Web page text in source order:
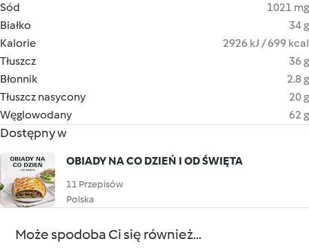
Sód
1021 mg
Białko
34 g
Kalorie
2926 kJ / 699 kcal
Tłuszcz
36 g
Błonnik
2.8 g
Tłuszcz nasycony
20 g
Węglowodany
62 g
Dostępny w
OBIADY NA CO DZIEŃ I OD ŚWIĘTA
11 Przepisów
Polska
Może spodoba Ci się również...